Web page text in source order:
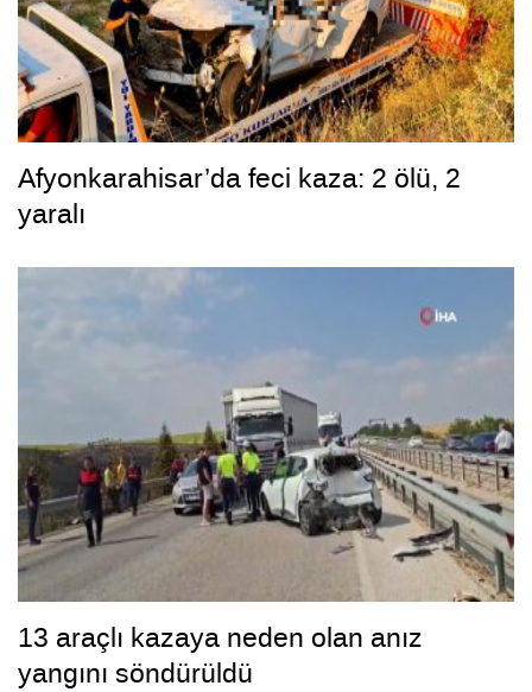
Afyonkarahisar’da feci kaza: 2 ölü, 2
yaralı
13 araçlı kazaya neden olan anız
yangını söndürüldü